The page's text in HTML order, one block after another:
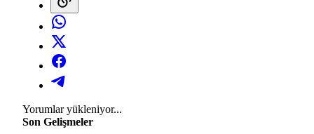
Yorumlar yükleniyor...
Son Gelişmeler